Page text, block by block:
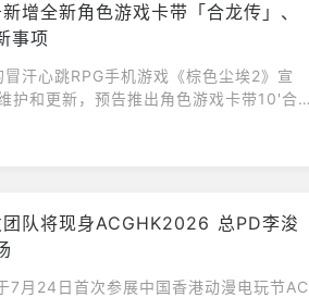
增全新角色游戏卡带「合龙传」、
事项
汗心跳RPG手机游戏《棕色尘埃2》宣
护和更新，预告推出角色游戏卡带10'合
急直播，由开发PD李浚熙出席并亲自说
队将现身ACGHK2026 总PD李浚
7月24日首次参展中国香港动漫电玩节AC